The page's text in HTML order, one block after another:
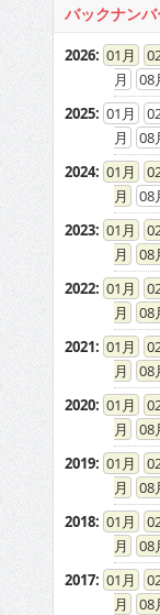
バックナンバ
2026: 01
08
2025: 01
08
2024: 01
08
2023: 01
08
2022: 01
08
2021: 01
08
2020: 01
08
2019: 01
08
2018: 01
08
2017: 01
08